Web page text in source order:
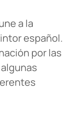
a la
español.
por las